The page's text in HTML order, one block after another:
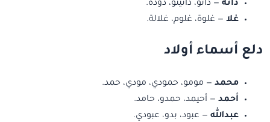
دانة — دانو، دانيتو، دودة.
غلا — غلوة، غلوم، غلالة.
دلع أسماء أولاد
محمد — مومو، حمودي، مودي، حمد.
أحمد — أحيمد، حمدو، حامد.
عبدالله — عبود، بدو، عبودي.